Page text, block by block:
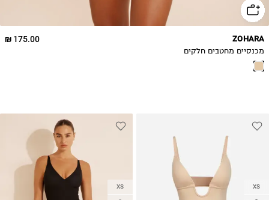
175.00 ₪ ZOHARA
מכנסיים מחטבים חלקים
XS
XS